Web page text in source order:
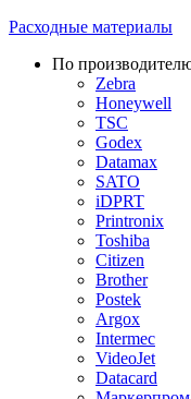
Расходные материалы
По
Zebra
Honeywell
TSC
Godex
Datamax
SATO
iDPRT
Printronix
Toshiba
Citizen
Brother
Postek
Argox
Intermec
VideoJet
Datacard